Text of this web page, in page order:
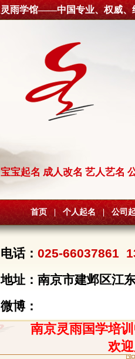
灵雨学馆——中国专业、权威、
宝宝起名 成人改名 艺人艺名
首页 | 个人起名 | 公司
电话： 025-66037861
地址：南京市建邺区江
微博：
南京灵雨国学培
欢